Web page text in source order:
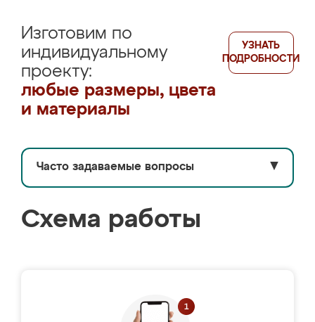
Изготовим по
индивидуальному
проекту:
любые размеры, цвета
и материалы
УЗНАТЬ
ПОДРОБНОСТИ
Часто задаваемые вопросы ▼
Схема работы